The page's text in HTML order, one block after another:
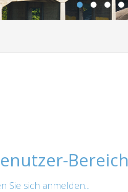
Bereich
Sie sich anmelden...